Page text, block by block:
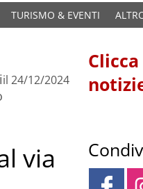
TURISMO & EVENTI
il 24/12/2024
via